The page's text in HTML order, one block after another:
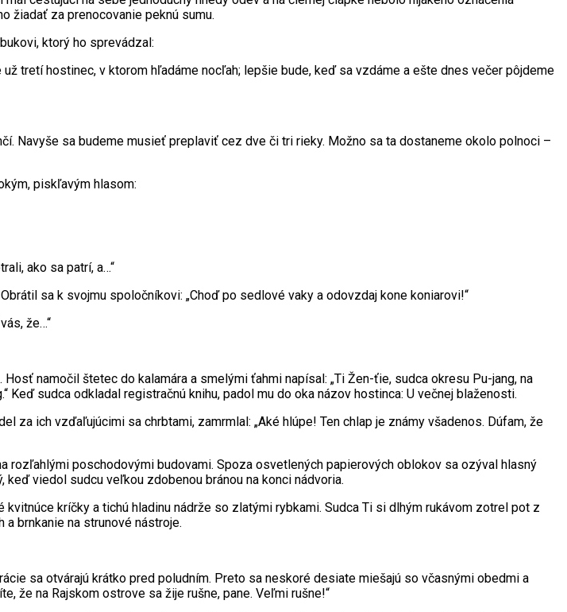
žiadať za prenocovanie peknú sumu.
ktorý ho sprevádzal:
tretí hostinec, v ktorom hľadáme nocľah; lepšie bude, keď sa vzdáme a ešte dnes večer pôjdeme
Navyše sa budeme musieť preplaviť cez dve či tri rieky. Možno sa ta dostaneme okolo polnoci –
piskľavým hlasom:
ako sa patrí, a…“
sa k svojmu spoločníkovi: „Choď po sedlové vaky a odovzdaj kone koniarovi!“
že…“
namočil štetec do kalamára a smelými ťahmi napísal: „Ti Žen-ťie, sudca okresu Pu-jang, na
sudca odkladal registračnú knihu, padol mu do oka názov hostinca: U večnej blaženosti.
ich vzďaľujúcimi sa chrbtami, zamrmlal: „Aké hlúpe! Ten chlap je známy všadenos. Dúfam, že
poschodovými budovami. Spoza osvetlených papierových oblokov sa ozýval hlasný
viedol sudcu veľkou zdobenou bránou na konci nádvoria.
kríčky a tichú hladinu nádrže so zlatými rybkami. Sudca Ti si dlhým rukávom zotrel pot z
a brnkanie na strunové nástroje.
sa otvárajú krátko pred poludním. Preto sa neskoré desiate miešajú so včasnými obedmi a
že na Rajskom ostrove sa žije rušne, pane. Veľmi rušne!“